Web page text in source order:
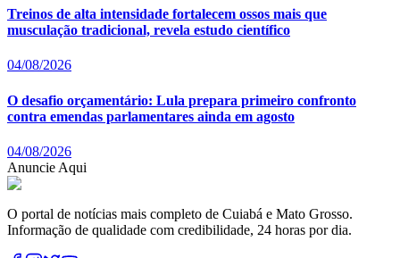
Treinos de alta intensidade fortalecem ossos mais que
musculação tradicional, revela estudo científico
04/08/2026
O desafio orçamentário: Lula prepara primeiro confronto
contra emendas parlamentares ainda em agosto
04/08/2026
Anuncie Aqui
O portal de notícias mais completo de Cuiabá e Mato Grosso.
Informação de qualidade com credibilidade, 24 horas por dia.